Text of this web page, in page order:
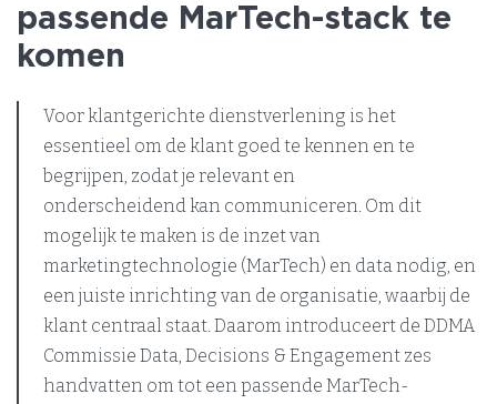
passende MarTech-stack te
komen
Voor klantgerichte dienstverlening is het
essentieel om de klant goed te kennen en te
begrijpen, zodat je relevant en
onderscheidend kan communiceren. Om dit
mogelijk te maken is de inzet van
marketingtechnologie (MarTech) en data nodig, en
een juiste inrichting van de organisatie, waarbij de
klant centraal staat. Daarom introduceert de DDMA
Commissie Data, Decisions & Engagement zes
handvatten om tot een passende MarTech-